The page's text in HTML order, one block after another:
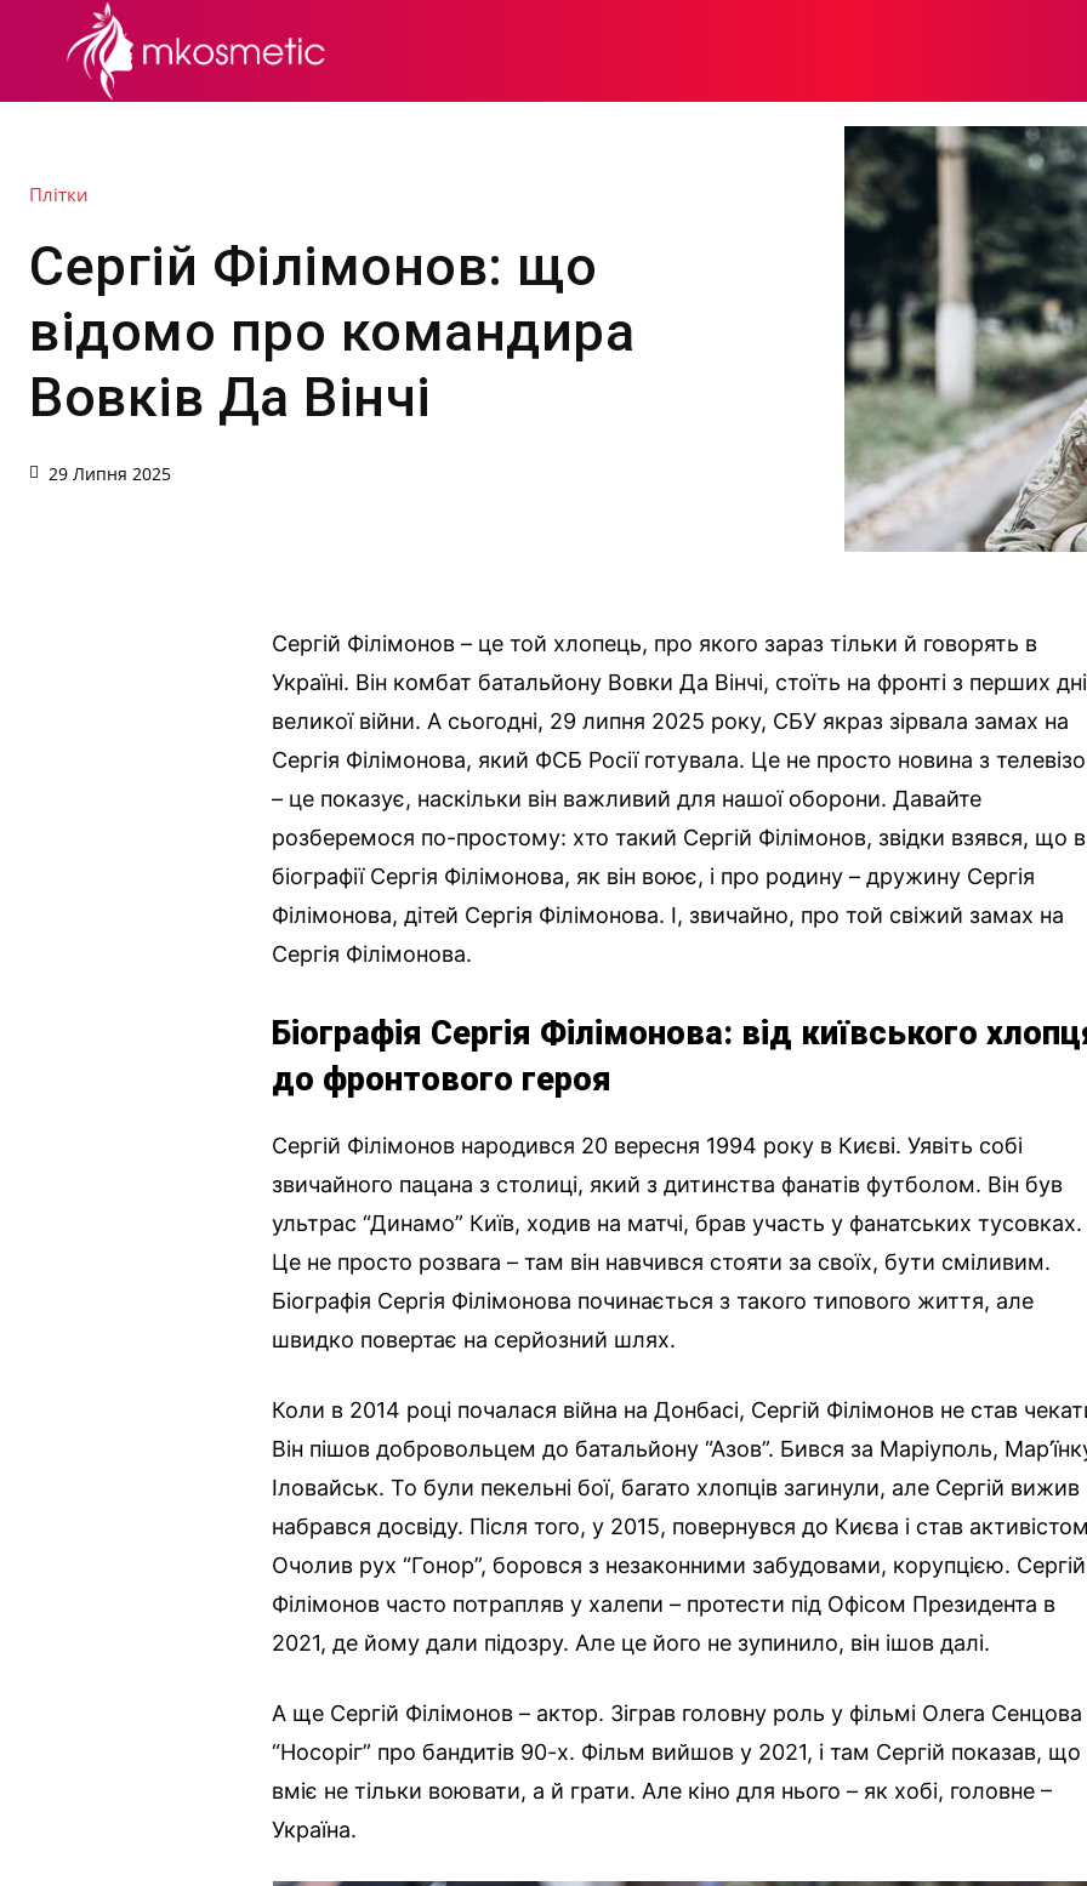
Плітки
Сергій Філімонов: що
відомо про командира
Вовків Да Вінчі
29 Липня 2025
Сергій Філімонов – це той хлопець, про якого зараз тільки й говорять в
Україні. Він комбат батальйону Вовки Да Вінчі, стоїть на фронті з перших
великої війни. А сьогодні, 29 липня 2025 року, СБУ якраз зірвала замах на
Сергія Філімонова, який ФСБ Росії готувала. Це не просто новина з
– це показує, наскільки він важливий для нашої оборони. Давайте
розберемося по-простому: хто такий Сергій Філімонов, звідки взявся, що в
біографії Сергія Філімонова, як він воює, і про родину – дружину Сергія
Філімонова, дітей Сергія Філімонова. І, звичайно, про той свіжий замах на
Сергія Філімонова.
Біографія Сергія Філімонова: від київського
до фронтового героя
Сергій Філімонов народився 20 вересня 1994 року в Києві. Уявіть собі
звичайного пацана з столиці, який з дитинства фанатів футболом. Він був
ультрас “Динамо” Київ, ходив на матчі, брав участь у фанатських тусовках.
Це не просто розвага – там він навчився стояти за своїх, бути сміливим.
Біографія Сергія Філімонова починається з такого типового життя, але
швидко повертає на серйозний шлях.
Коли в 2014 році почалася війна на Донбасі, Сергій Філімонов не став
Він пішов добровольцем до батальйону “Азов”. Бився за Маріуполь,
Іловайськ. То були пекельні бої, багато хлопців загинули, але Сергій вижив
набрався досвіду. Після того, у 2015, повернувся до Києва і став
Очолив рух “Гонор”, боровся з незаконними забудовами, корупцією. Сергій
Філімонов часто потрапляв у халепи – протести під Офісом Президента в
2021, де йому дали підозру. Але це його не зупинило, він ішов далі.
А ще Сергій Філімонов – актор. Зіграв головну роль у фільмі Олега Сенцова
“Носоріг” про бандитів 90-х. Фільм вийшов у 2021, і там Сергій показав, що
вміє не тільки воювати, а й грати. Але кіно для нього – як хобі, головне –
Україна.